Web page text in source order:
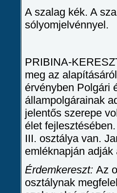
A szalag kék. A
sólyomjelvénnyel.
PRIBINA-
meg az
érvényben Polgári
állampolgárainak
jelentős szerepe
élet
III. osztálya van.
emléknapján adják
Érdemkereszt: Az
osztálynak